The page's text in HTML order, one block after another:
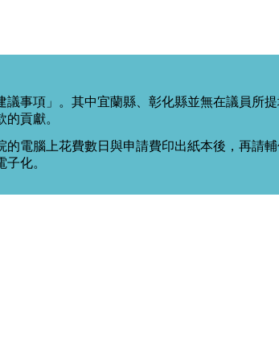
議事項」。其中宜蘭縣、彰化縣並無在議員所
貢獻。
電腦上花費數日與申請費印出紙本後，再請
化。